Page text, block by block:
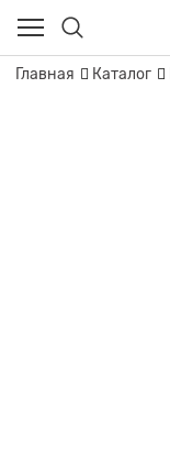
Главная Каталог